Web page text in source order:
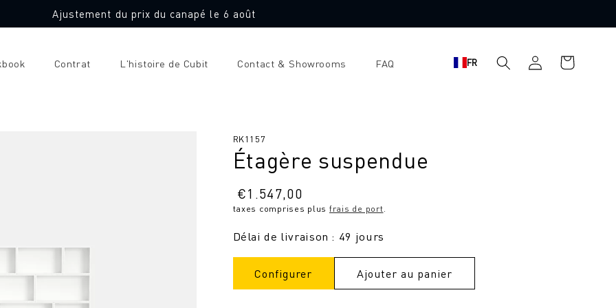
Ajustement du prix du canapé le 6 août
Contrat L'histoire de Cubit Contact & Showrooms FAQ FR
connecter
Panier
d'achat
SKU
RK1157
Étagère suspendue
Prix
normal
€1.547,00
taxes comprises plus frais de port.
Délai de livraison : 49 jours
Configurer Ajouter au panier